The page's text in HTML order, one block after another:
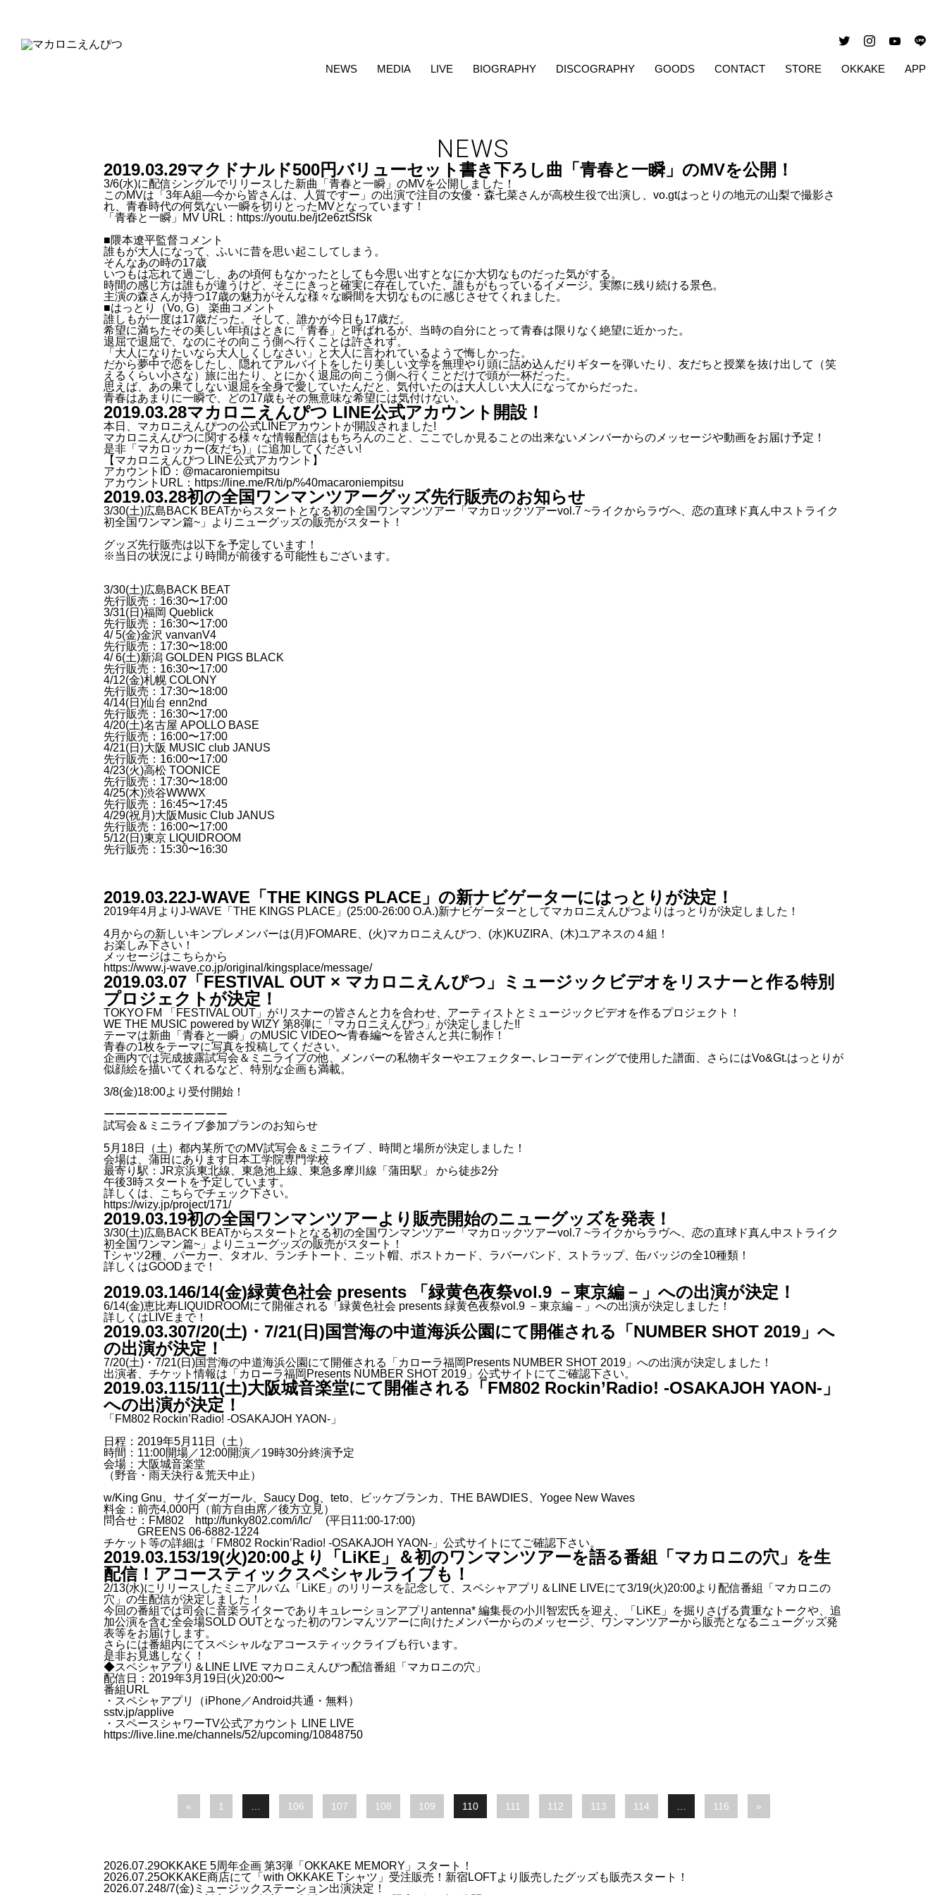
NEWS MEDIA LIVE BIOGRAPHY DISCOGRAPHY GOODS CONTACT STORE OKKAKE APP
NEWS
2019.03.29マクドナルド500円バリューセット書き下ろし曲「青春と一瞬」のMVを公開！
3/6(水)に配信シングルでリリースした新曲「青春と一瞬」のMVを公開しました！
このMVは「3年A組―今から皆さんは、人質ですー」の出演で注目の女優・森七菜さんが高校生役で出演し、vo.gtはっとりの地元の山梨で撮影さ
れ、青春時代の何気ない一瞬を切りとったMVとなっています！
「青春と一瞬」MV URL： https://youtu.be/jt2e6ztSfSk
■隈本遼平監督コメント
誰もが大人になって、ふいに昔を思い起こしてしまう。
そんなあの時の17歳
いつもは忘れて過ごし、あの頃何もなかったとしても今思い出すとなにか大切なものだった気がする。
時間の感じ方は誰もが違うけど、そこにきっと確実に存在していた、誰もがもっているイメージ。実際に残り続ける景色。
主演の森さんが持つ17歳の魅力がそんな様々な瞬間を大切なものに感じさせてくれました。
■はっとり（Vo, G） 楽曲コメント
誰しもが一度は17歳だった。そして、誰かが今日も17歳だ。
希望に満ちたその美しい年頃はときに「青春」と呼ばれるが、当時の自分にとって青春は限りなく絶望に近かった。
退屈で退屈で、なのにその向こう側へ行くことは許されず。
「大人になりたいなら大人しくしなさい」と大人に言われているようで悔しかった。
だから夢中で恋をしたし、隠れてアルバイトをしたり美しい文学を無理やり頭に詰め込んだりギターを弾いたり、友だちと授業を抜け出して（笑
えるくらい小さな）旅に出たり、とにかく退屈の向こう側へ行くことだけで頭が一杯だった。
思えば、あの果てしない退屈を全身で愛していたんだと、気付いたのは大人しい大人になってからだった。
青春はあまりに一瞬で、どの17歳もその無意味な希望には気付けない。
2019.03.28マカロニえんぴつ LINE公式アカウント開設！
本日、マカロニえんぴつの公式LINEアカウントが開設されました!
マカロニえんぴつに関する様々な情報配信はもちろんのこと、ここでしか見ることの出来ないメンバーからのメッセージや動画をお届け予定！
是非「マカロッカー(友だち)」に追加してください!
【マカロニえんぴつ LINE公式アカウント】
アカウントID：@macaroniempitsu
アカウントURL： https://line.me/R/ti/p/%40macaroniempitsu
2019.03.28初の全国ワンマンツアーグッズ先行販売のお知らせ
3/30(土)広島BACK BEATからスタートとなる初の全国ワンマンツアー「マカロックツアーvol.7 ~ライクからラヴへ、恋の直球ド真ん中ストライク
初全国ワンマン篇~」よりニューグッズの販売がスタート！
グッズ先行販売は以下を予定しています！
※当日の状況により時間が前後する可能性もございます。
3/30(土)広島BACK BEAT
先行販売：16:30〜17:00
3/31(日)福岡 Queblick
先行販売：16:30〜17:00
4/ 5(金)金沢 vanvanV4
先行販売：17:30〜18:00
4/ 6(土)新潟 GOLDEN PIGS BLACK
先行販売：16:30〜17:00
4/12(金)札幌 COLONY
先行販売：17:30〜18:00
4/14(日)仙台 enn2nd
先行販売：16:30〜17:00
4/20(土)名古屋 APOLLO BASE
先行販売：16:00〜17:00
4/21(日)大阪 MUSIC club JANUS
先行販売：16:00〜17:00
4/23(火)高松 TOONICE
先行販売：17:30〜18:00
4/25(木)渋谷WWWX
先行販売：16:45〜17:45
4/29(祝月)大阪Music Club JANUS
先行販売：16:00〜17:00
5/12(日)東京 LIQUIDROOM
先行販売：15:30〜16:30
2019.03.22J-WAVE「THE KINGS PLACE」の新ナビゲーターにはっとりが決定！
2019年4月よりJ-WAVE「THE KINGS PLACE」(25:00-26:00 O.A.)新ナビゲーターとしてマカロニえんぴつよりはっとりが決定しました！
4月からの新しいキンプレメンバーは(月)FOMARE、(火)マカロニえんぴつ、(水)KUZIRA、(木)ユアネスの４組！
お楽しみ下さい！
メッセージはこちらから
https://www.j-wave.co.jp/original/kingsplace/message/
2019.03.07 「FESTIVAL OUT × マカロニえんぴつ」ミュージックビデオをリスナーと作る特別
プロジェクトが決定！
TOKYO FM 「FESTIVAL OUT」がリスナーの皆さんと力を合わせ、アーティストとミュージックビデオを作るプロジェクト！
WE THE MUSIC powered by WIZY 第8弾に「マカロニえんぴつ」が決定しました!!
テーマは新曲「青春と一瞬」のMUSIC VIDEO〜青春編〜を皆さんと共に制作！
青春の1枚をテーマに写真を投稿してください。
企画内では完成披露試写会＆ミニライブの他、メンバーの私物ギターやエフェクター､レコーディングで使用した譜面、さらにはVo&Gt.はっとりが
似顔絵を描いてくれるなど、特別な企画も満載。
3/8(金)18:00より受付開始！
ーーーーーーーーーーー
試写会＆ミニライブ参加プランのお知らせ
5月18日（土）都内某所でのMV試写会＆ミニライブ 、時間と場所が決定しました！
会場は、蒲田にあります日本工学院専門学校
最寄り駅：JR京浜東北線、東急池上線、東急多摩川線「蒲田駅」 から徒歩2分
午後3時スタートを予定しています。
詳しくは、こちらでチェック下さい。
https://wizy.jp/project/171/
2019.03.19初の全国ワンマンツアーより販売開始のニューグッズを発表！
3/30(土)広島BACK BEATからスタートとなる初の全国ワンマンツアー「マカロックツアーvol.7 ~ライクからラヴへ、恋の直球ド真ん中ストライク
初全国ワンマン篇~」よりニューグッズの販売がスタート！
Tシャツ2種、パーカー、タオル、ランチトート、ニット帽、ポストカード、ラバーバンド、ストラップ、缶バッジの全10種類！
詳しくはGOOD まで！
2019.03.146/14(金)緑黄色社会 presents 「緑黄色夜祭vol.9 －東京編－」への出演が決定！
6/14(金)恵比寿LIQUIDROOMにて開催される「緑黄色社会 presents 緑黄色夜祭vol.9 －東京編－」への出演が決定しました！
詳しくは LIVE まで！
2019.03.307/20(土)・7/21(日)国営海の中道海浜公園にて開催される「NUMBER SHOT 2019」へ
の出演が決定！
7/20(土)・7/21(日)国営海の中道海浜公園にて開催される「カローラ福岡Presents NUMBER SHOT 2019」への出演が決定しました！
出演者、チケット情報は 「カローラ福岡Presents NUMBER SHOT 2019」公式サイト にてご確認下さい。
2019.03.115/11(土)大阪城音楽堂にて開催される「FM802 Rockin’Radio! -OSAKAJOH YAON-」
への出演が決定！
「FM802 Rockin’Radio! -OSAKAJOH YAON-」
日程：2019年5月11日（土）
時間：11:00開場／12:00開演／19時30分終演予定
会場：大阪城音楽堂
（野音・雨天決行＆荒天中止）
w/King Gnu、サイダーガール、Saucy Dog、teto、ビッケブランカ、THE BAWDIES、Yogee New Waves
料金：前売4,000円（前方自由席／後方立見）
問合せ：FM802 http://funky802.com/i/lc/ (平日11:00-17:00)
GREENS 06-6882-1224
チケット等の詳細は 「FM802 Rockin’Radio! -OSAKAJOH YAON-」公式サイト にてご確認下さい。
2019.03.153/19(火)20:00より「LiKE」＆初のワンマンツアーを語る番組「マカロニの穴」を生
配信！アコースティックスペシャルライブも！
2/13(水)にリリースしたミニアルバム「LiKE」のリリースを記念して、スペシャアプリ＆LINE LIVEにて3/19(火)20:00より配信番組「マカロニの
穴」の生配信が決定しました！
今回の番組では司会に音楽ライターでありキュレーションアプリantenna* 編集長の小川智宏氏を迎え、「LiKE」を掘りさげる貴重なトークや、追
加公演を含む全会場SOLD OUTとなった初のワンマんツアーに向けたメンバーからのメッセージ、ワンマンツアーから販売となるニューグッズ発
表等をお届けします。
さらには番組内にてスペシャルなアコースティックライブも行います。
是非お見逃しなく！
◆スペシャアプリ＆LINE LIVE マカロニえんぴつ配信番組「マカロニの穴」
配信日：2019年3月19日(火)20:00〜
番組URL
・スペシャアプリ（iPhone／Android共通・無料）
sstv.jp/applive
・スペースシャワーTV公式アカウント LINE LIVE
https://live.line.me/channels/52/upcoming/10848750
« 1 106 107 108 109 110 111 112 113 114 116 »
2026.07.29OKKAKE 5周年企画 第3弾「OKKAKE MEMORY」スタート！
2026.07.25OKKAKE商店にて「with OKKAKE Tシャツ」受注販売！新宿LOFTより販売したグッズも販売スタート！
2026.07.248/7(金)ミュージックステーション出演決定！